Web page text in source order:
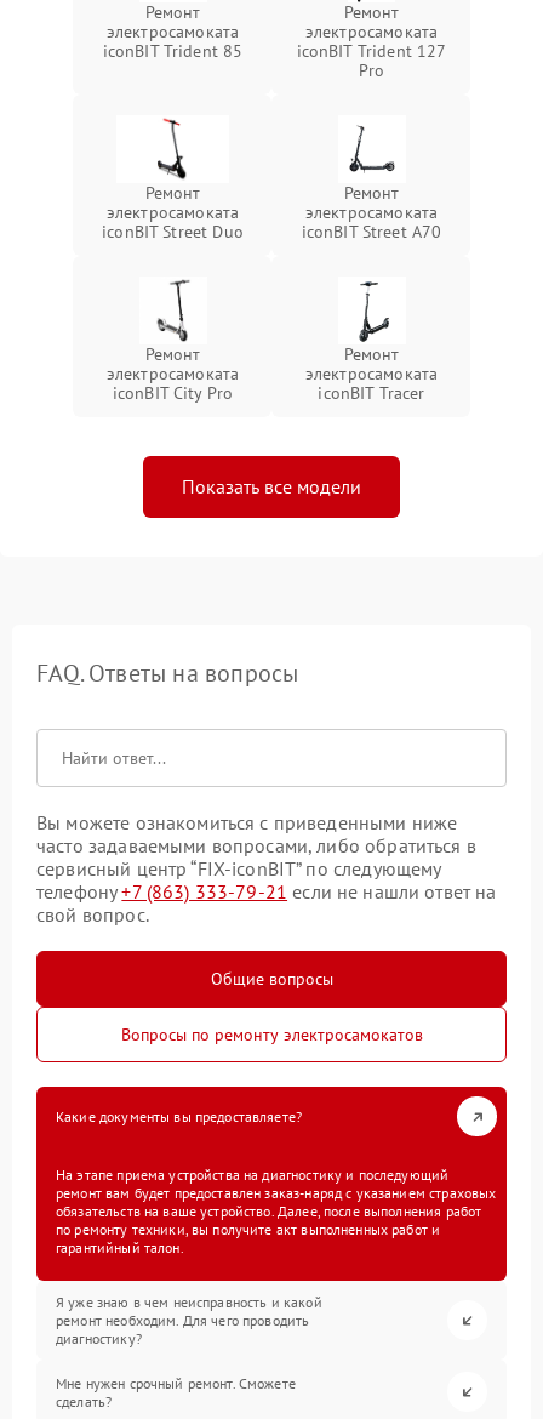
Ремонт
электросамоката
iconBIT Trident 85
Ремонт
электросамоката
iconBIT Trident 127
Pro
Ремонт
электросамоката
iconBIT Street Duo
Ремонт
электросамоката
iconBIT Street A70
Ремонт
электросамоката
iconBIT City Pro
Ремонт
электросамоката
iconBIT Tracer
Показать все модели
FAQ. Ответы на вопросы
Вы можете ознакомиться с приведенными ниже
часто задаваемыми вопросами, либо обратиться в
сервисный центр “FIX-iconBIT” по следующему
телефону+7 (863) 333-79-21 если не нашли ответ на
свой вопрос.
Общие вопросы
Вопросы по ремонту электросамокатов
Какие документы вы предоставляете?
На этапе приема устройства на диагностику и последующий
ремонт вам будет предоставлен заказ-наряд с указанием страховых
обязательств на ваше устройство. Далее, после выполнения работ
по ремонту техники, вы получите акт выполненных работ и
гарантийный талон.
Я уже знаю в чем неисправность и какой
ремонт необходим. Для чего проводить
диагностику?
Мне нужен срочный ремонт. Сможете
сделать?